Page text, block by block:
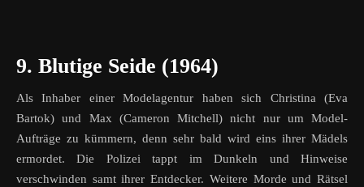
9. Blutige Seide (1964)
Als Inhaber einer Modelagentur haben sich Christina (Eva
Bartok) und Max (Cameron Mitchell) nicht nur um Model-
Aufträge zu kümmern, denn sehr bald wird eins ihrer Mädels
ermordet. Die Polizei tappt im Dunkeln und Hinweise
verschwinden samt ihrer Entdecker. Weitere Morde und Rätsel